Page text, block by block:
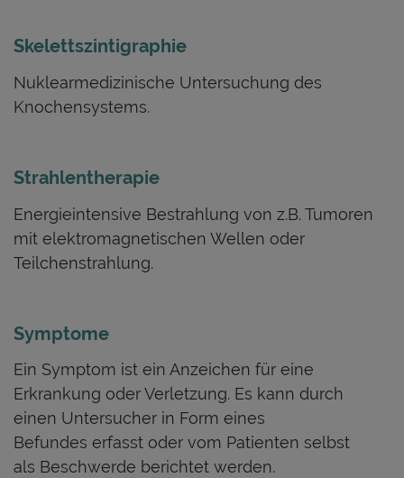
Skelettszintigraphie
Nuklearmedizinische Untersuchung des
Knochensystems.
Strahlentherapie
Energieintensive Bestrahlung von z.B. Tumoren
mit elektromagnetischen Wellen oder
Teilchenstrahlung.
Symptome
Ein Symptom ist ein Anzeichen für eine
Erkrankung oder Verletzung. Es kann durch
einen Untersucher in Form eines
Befundes erfasst oder vom Patienten selbst
als Beschwerde berichtet werden.